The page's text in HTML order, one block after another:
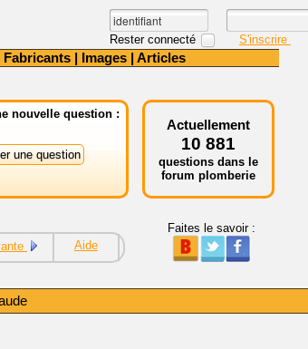
Rester connecté S'inscrire
Fabricants | Images | Articles
nouvelle question :
Actuellement
10 881
questions dans le
forum plomberie
Aide
Faites le savoir :